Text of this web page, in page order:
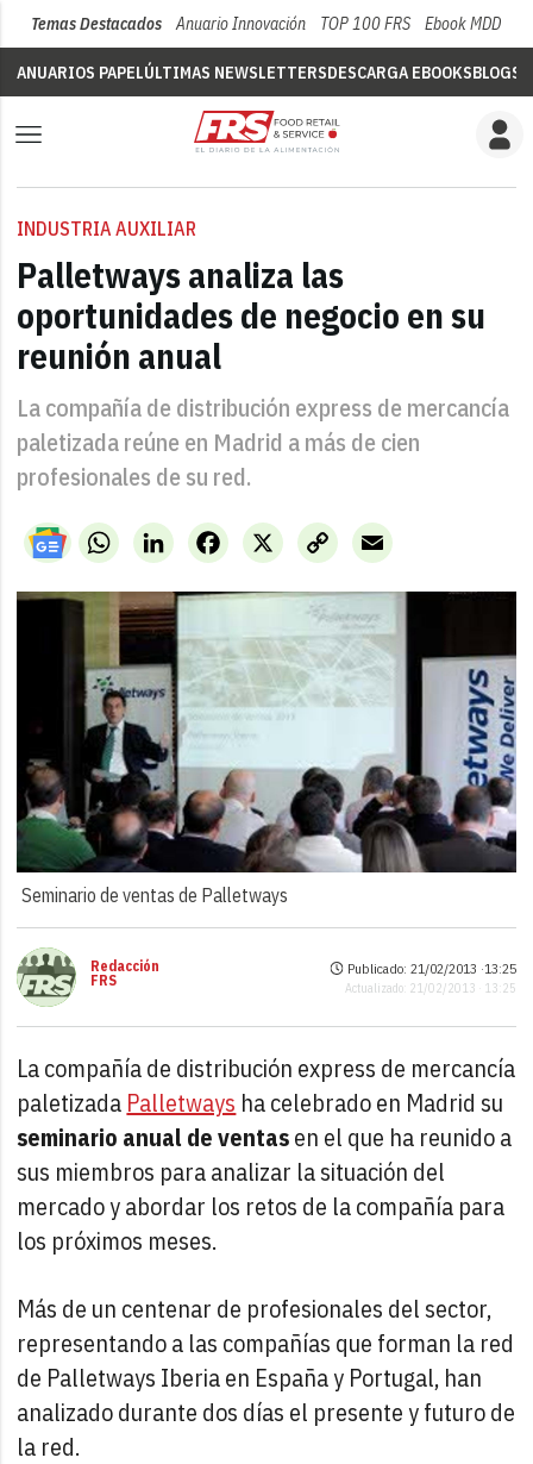
Temas Destacados Anuario Innovación TOP 100 FRS Ebook MDD
ANUARIOS PAPELÚLTIMAS NEWSLETTERSDESCARGA EBOOKSBLOGS
INDUSTRIA AUXILIAR
Palletways analiza las
oportunidades de negocio en su
reunión anual
La compañía de distribución express de mercancía
paletizada reúne en Madrid a más de cien
profesionales de su red.
WhatsAppLinkedIn X
Facebook
Copy
Link
Email
Seminario de ventas de Palletways
Redacción
FRS
Publicado: 21/02/2013 ·13:25
Actualizado: 21/02/2013 · 13:25
La compañía de distribución express de mercancía
paletizada Palletways ha celebrado en Madrid su
seminario anual de ventasen el que ha reunido a
sus miembros para analizar la situación del
mercado y abordar los retos de la compañía para
los próximos meses.
Más de un centenar de profesionales del sector,
representando a las compañías que forman la red
de Palletways Iberia en España y Portugal, han
analizado durante dos días el presente y futuro de
la red.